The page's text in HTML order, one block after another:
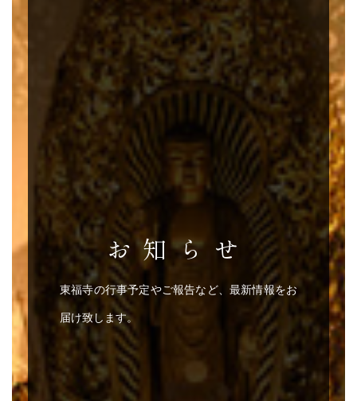
お知らせ
東福寺の行事予定やご報告など、最新情報をお
届け致します。